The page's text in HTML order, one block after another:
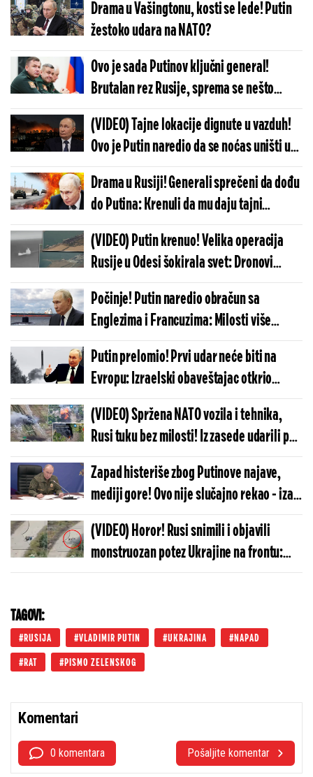
Drama u Vašingtonu, kosti se lede! Putin
žestoko udara na NATO?
Ovo je sada Putinov ključni general!
Brutalan rez Rusije, sprema se nešto
krupno u Ukrajini?
(VIDEO) Tajne lokacije dignute u vazduh!
Ovo je Putin naredio da se noćas uništi u
Kijevu: Vojska se hitno oglasila
Drama u Rusiji! Generali sprečeni da dođu
do Putina: Krenuli da mu daju tajni
izveštaj, a onda - šok
(VIDEO) Putin krenuo! Velika operacija
Rusije u Odesi šokirala svet: Dronovi
snimili trenutke pravog užasa
Počinje! Putin naredio obračun sa
Englezima i Francuzima: Milosti više
nema, Moskva ide do samog kraja
Putin prelomio! Prvi udar neće biti na
Evropu: Izraelski obaveštajac otkrio
neočekivanu metu po kojoj će Rusija
raspaliti
(VIDEO) Spržena NATO vozila i tehnika,
Rusi tuku bez milosti! Iz zasede udarili po
koloni, vojnici u panici beže, sve gori oko
njih
Zapad histeriše zbog Putinove najave,
mediji gore! Ovo nije slučajno rekao - iza
reči se se krije zloslutna poruka
(VIDEO) Horor! Rusi snimili i objavili
monstruozan potez Ukrajine na frontu:
Svet ovo mora da vidi, zapadni mediji ćute
TAGOVI:
RUSIJA VLADIMIR PUTIN UKRAJINA NAPAD
RAT PISMO ZELENSKOG
Komentari
0 komentara Pošaljite komentar